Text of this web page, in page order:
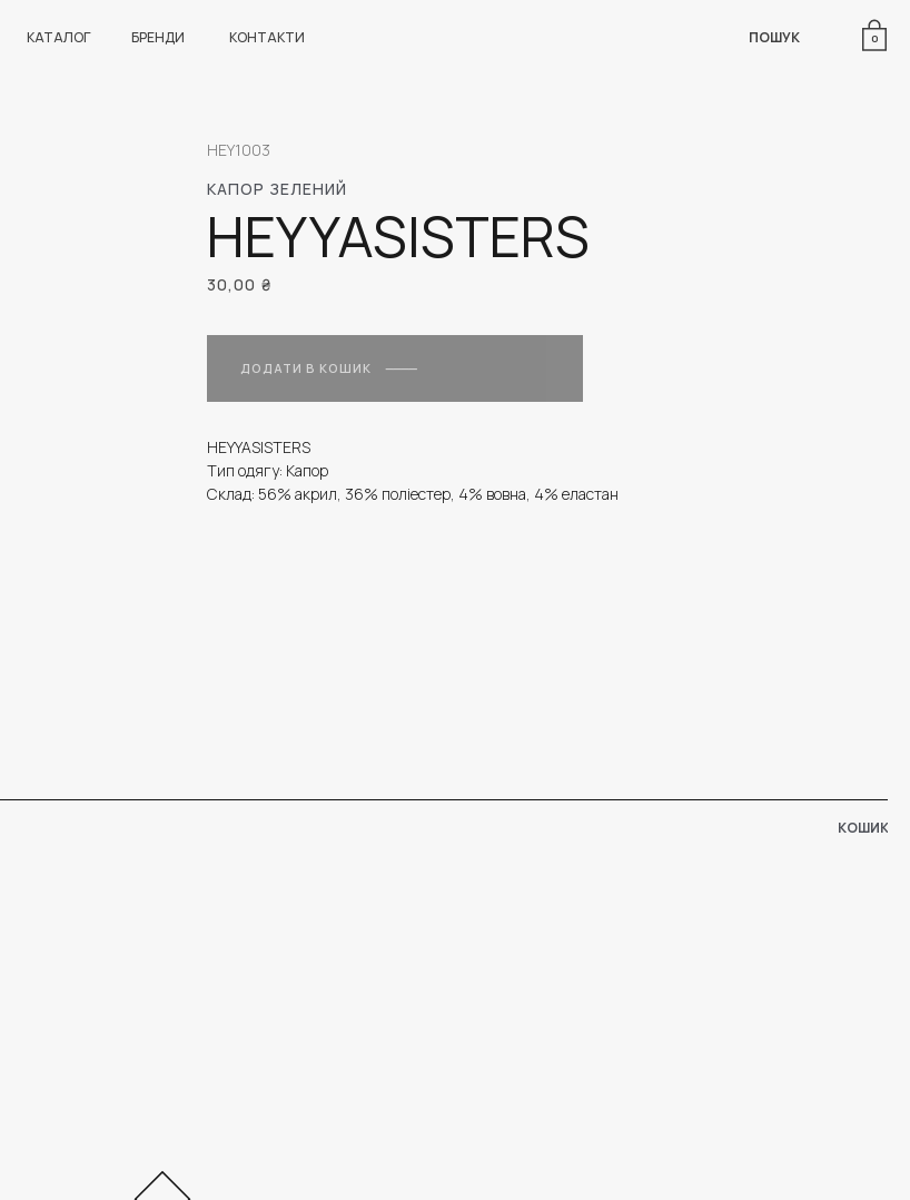
КАТАЛОГ БРЕНДИ КОНТАКТИ ПОШУК 0
КАПОР ЗЕЛЕНИЙ
HEYYASISTERS
HEY1003
30,00 ₴
ДОДАТИ В КОШИК
HEYYASISTERS
Тип одягу: Капор
Склад: 56% акрил, 36% поліестер, 4% вовна, 4% еластан
КОШИК